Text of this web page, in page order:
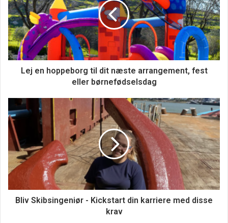
professionel rådgivning, inden man beslutter sig for at
optage et pantebrevslån.
Lej en hoppeborg til dit næste arrangement, fest
eller børnefødselsdag
Bliv Skibsingeniør - Kickstart din karriere med disse
krav